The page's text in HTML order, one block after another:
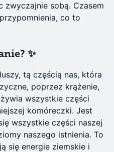
zwyczajnie sobą. Czasem
co to
✨
tą częścią nas, która
poprzez krążenie,
wszystkie części
komóreczki. Jest
wszystkie części naszej
naszego istnienia. To
się energie ziemskie i